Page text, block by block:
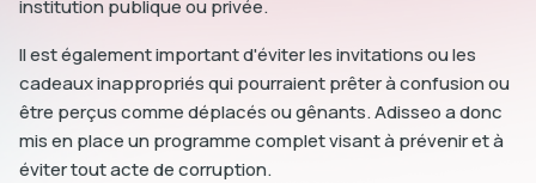
institution publique ou privée.
Il est également important d'éviter les invitations ou les
cadeaux inappropriés qui pourraient prêter à confusion ou
être perçus comme déplacés ou gênants. Adisseo a donc
mis en place un programme complet visant à prévenir et à
éviter tout acte de corruption.